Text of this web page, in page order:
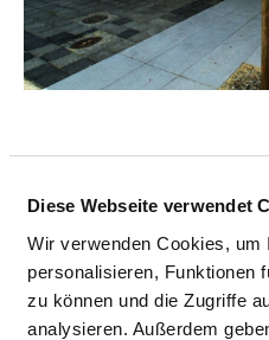
Diese Webseite verwendet
Wir verwenden Cookies, um
personalisieren, Funktionen
zu können und die Zugriffe
analysieren. Außerdem
JUGENDPSYCH.